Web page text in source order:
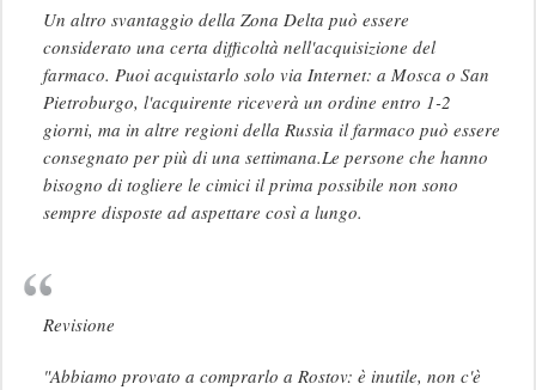
Un altro svantaggio della Zona Delta può essere
considerato una certa difficoltà nell'acquisizione del
farmaco. Puoi acquistarlo solo via Internet: a Mosca o San
Pietroburgo, l'acquirente riceverà un ordine entro 1-2
giorni, ma in altre regioni della Russia il farmaco può essere
consegnato per più di una settimana.Le persone che hanno
bisogno di togliere le cimici il prima possibile non sono
sempre disposte ad aspettare così a lungo.
Revisione
"Abbiamo provato a comprarlo a Rostov: è inutile, non c'è